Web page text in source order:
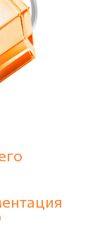
(до 3-х видов
согласования